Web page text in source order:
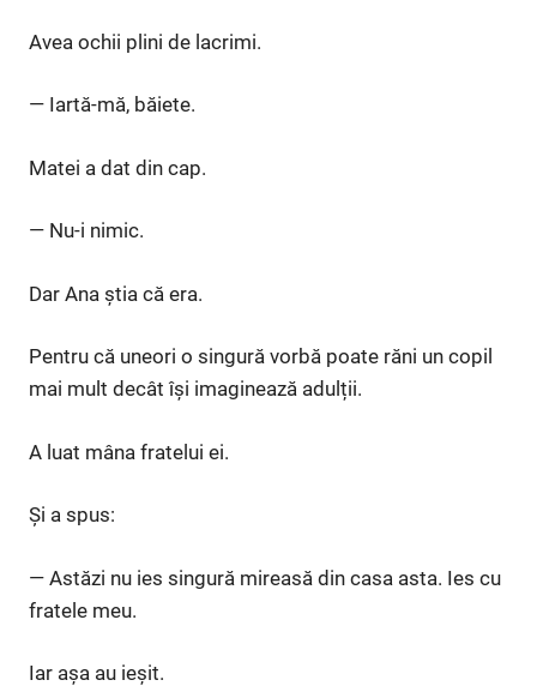
Avea ochii plini de lacrimi.
— Iartă-mă, băiete.
Matei a dat din cap.
— Nu-i nimic.
Dar Ana știa că era.
Pentru că uneori o singură vorbă poate răni un copil
mai mult decât își imaginează adulții.
A luat mâna fratelui ei.
Și a spus:
— Astăzi nu ies singură mireasă din casa asta. Ies cu
fratele meu.
Iar așa au ieșit.